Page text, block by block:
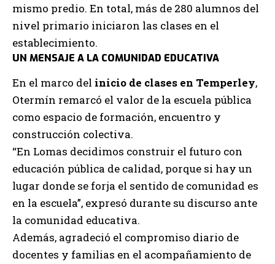
mismo predio. En total, más de 280 alumnos del
nivel primario iniciaron las clases en el
establecimiento.
UN MENSAJE A LA COMUNIDAD EDUCATIVA
En el marco del inicio de clases en Temperley,
Otermín remarcó el valor de la escuela pública
como espacio de formación, encuentro y
construcción colectiva.
“En Lomas decidimos construir el futuro con
educación pública de calidad, porque si hay un
lugar donde se forja el sentido de comunidad es
en la escuela”, expresó durante su discurso ante
la comunidad educativa.
Además, agradeció el compromiso diario de
docentes y familias en el acompañamiento de